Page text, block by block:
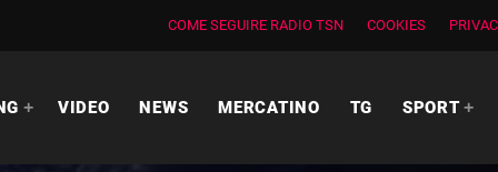
COME SEGUIRE RADIO TSN COOKIES
VIDEO NEWS MERCATINO TG SPORT